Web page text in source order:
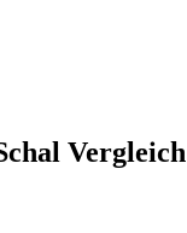
Vergleich